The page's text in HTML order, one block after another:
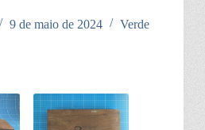
9 de maio de 2024 Verde